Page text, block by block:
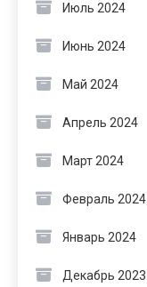
Июль 2024
Июнь 2024
Май 2024
Апрель 2024
Март 2024
Февраль 2024
Январь 2024
Декабрь 2023